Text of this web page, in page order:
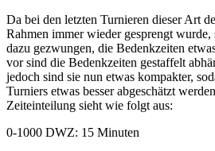
Da bei den letzten Turnieren dieser Art
Rahmen immer wieder gesprengt wurde,
dazu gezwungen, die Bedenkzeiten
vor sind die Bedenkzeiten gestaffelt
jedoch sind sie nun etwas kompakter,
Turniers etwas besser abgeschätzt
Zeiteinteilung sieht wie folgt aus:
0-1000 DWZ: 15 Minuten